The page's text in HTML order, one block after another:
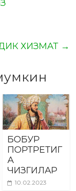
ХИЗМАТ →
БОБУР
ПОРТРЕТИГ
А
ЧИЗГИЛАР
10.02.2023